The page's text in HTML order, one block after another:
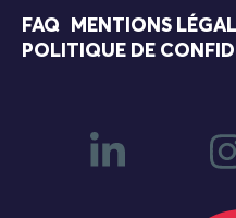
FAQ MENTIONS
POLITIQUE DE